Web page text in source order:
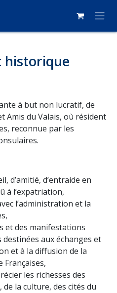
historique
à but non lucratif, de
Amis du Valais, où résident
reconnue par les
d’amitié, d’entraide en
à l’expatriation,
l’administration et la
et des manifestations
aux échanges et
et à la diffusion de la
Françaises,
les richesses des
la culture, des cités du